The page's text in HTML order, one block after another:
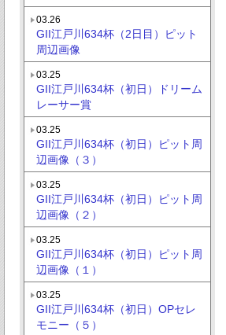
03.26
GII江戸川634杯（2日目）ピット
周辺画像
03.25
GII江戸川634杯（初日）ドリーム
レーサー賞
03.25
GII江戸川634杯（初日）ピット周
辺画像（３）
03.25
GII江戸川634杯（初日）ピット周
辺画像（２）
03.25
GII江戸川634杯（初日）ピット周
辺画像（１）
03.25
GII江戸川634杯（初日）OPセレ
モニー（５）